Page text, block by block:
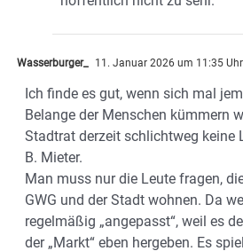
Wasserburger_ 11. Januar 2026 um 11:35 Uhr
Ich finde es gut, wenn sich mal
Belange der Menschen kümmern
Stadtrat derzeit schlichtweg keine
B. Mieter.
Man muss nur die Leute fragen,
GWG und der Stadt wohnen. Da
regelmäßig „angepasst“, weil es
der „Markt“ eben hergeben. Es